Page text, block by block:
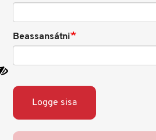
Beassansátni
Logge sisa